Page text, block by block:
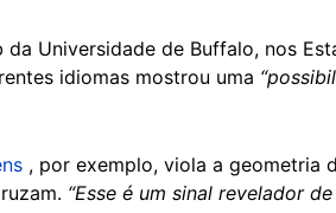
Universidade de Buffalo, nos
idiomas mostrou uma
, por exemplo, viola a geometria
“Esse é um sinal revelador